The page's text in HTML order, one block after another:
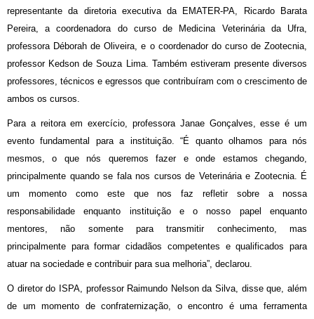
representante da diretoria executiva da EMATER-PA, Ricardo Barata
Pereira, a coordenadora do curso de Medicina Veterinária da Ufra,
professora Déborah de Oliveira, e o coordenador do curso de Zootecnia,
professor Kedson de Souza Lima. Também estiveram presente diversos
professores, técnicos e egressos que contribuíram com o crescimento de
ambos os cursos.
Para a reitora em exercício, professora Janae Gonçalves, esse é um
evento fundamental para a instituição. “É quanto olhamos para nós
mesmos, o que nós queremos fazer e onde estamos chegando,
principalmente quando se fala nos cursos de Veterinária e Zootecnia. É
um momento como este que nos faz refletir sobre a nossa
responsabilidade enquanto instituição e o nosso papel enquanto
mentores, não somente para transmitir conhecimento, mas
principalmente para formar cidadãos competentes e qualificados para
atuar na sociedade e contribuir para sua melhoria”, declarou.
O diretor do ISPA, professor Raimundo Nelson da Silva, disse que, além
de um momento de confraternização, o encontro é uma ferramenta